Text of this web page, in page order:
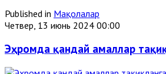
Published in Мақолалар
Четвер, 13 июнь 2024 00:00
Эҳромда қандай амаллар